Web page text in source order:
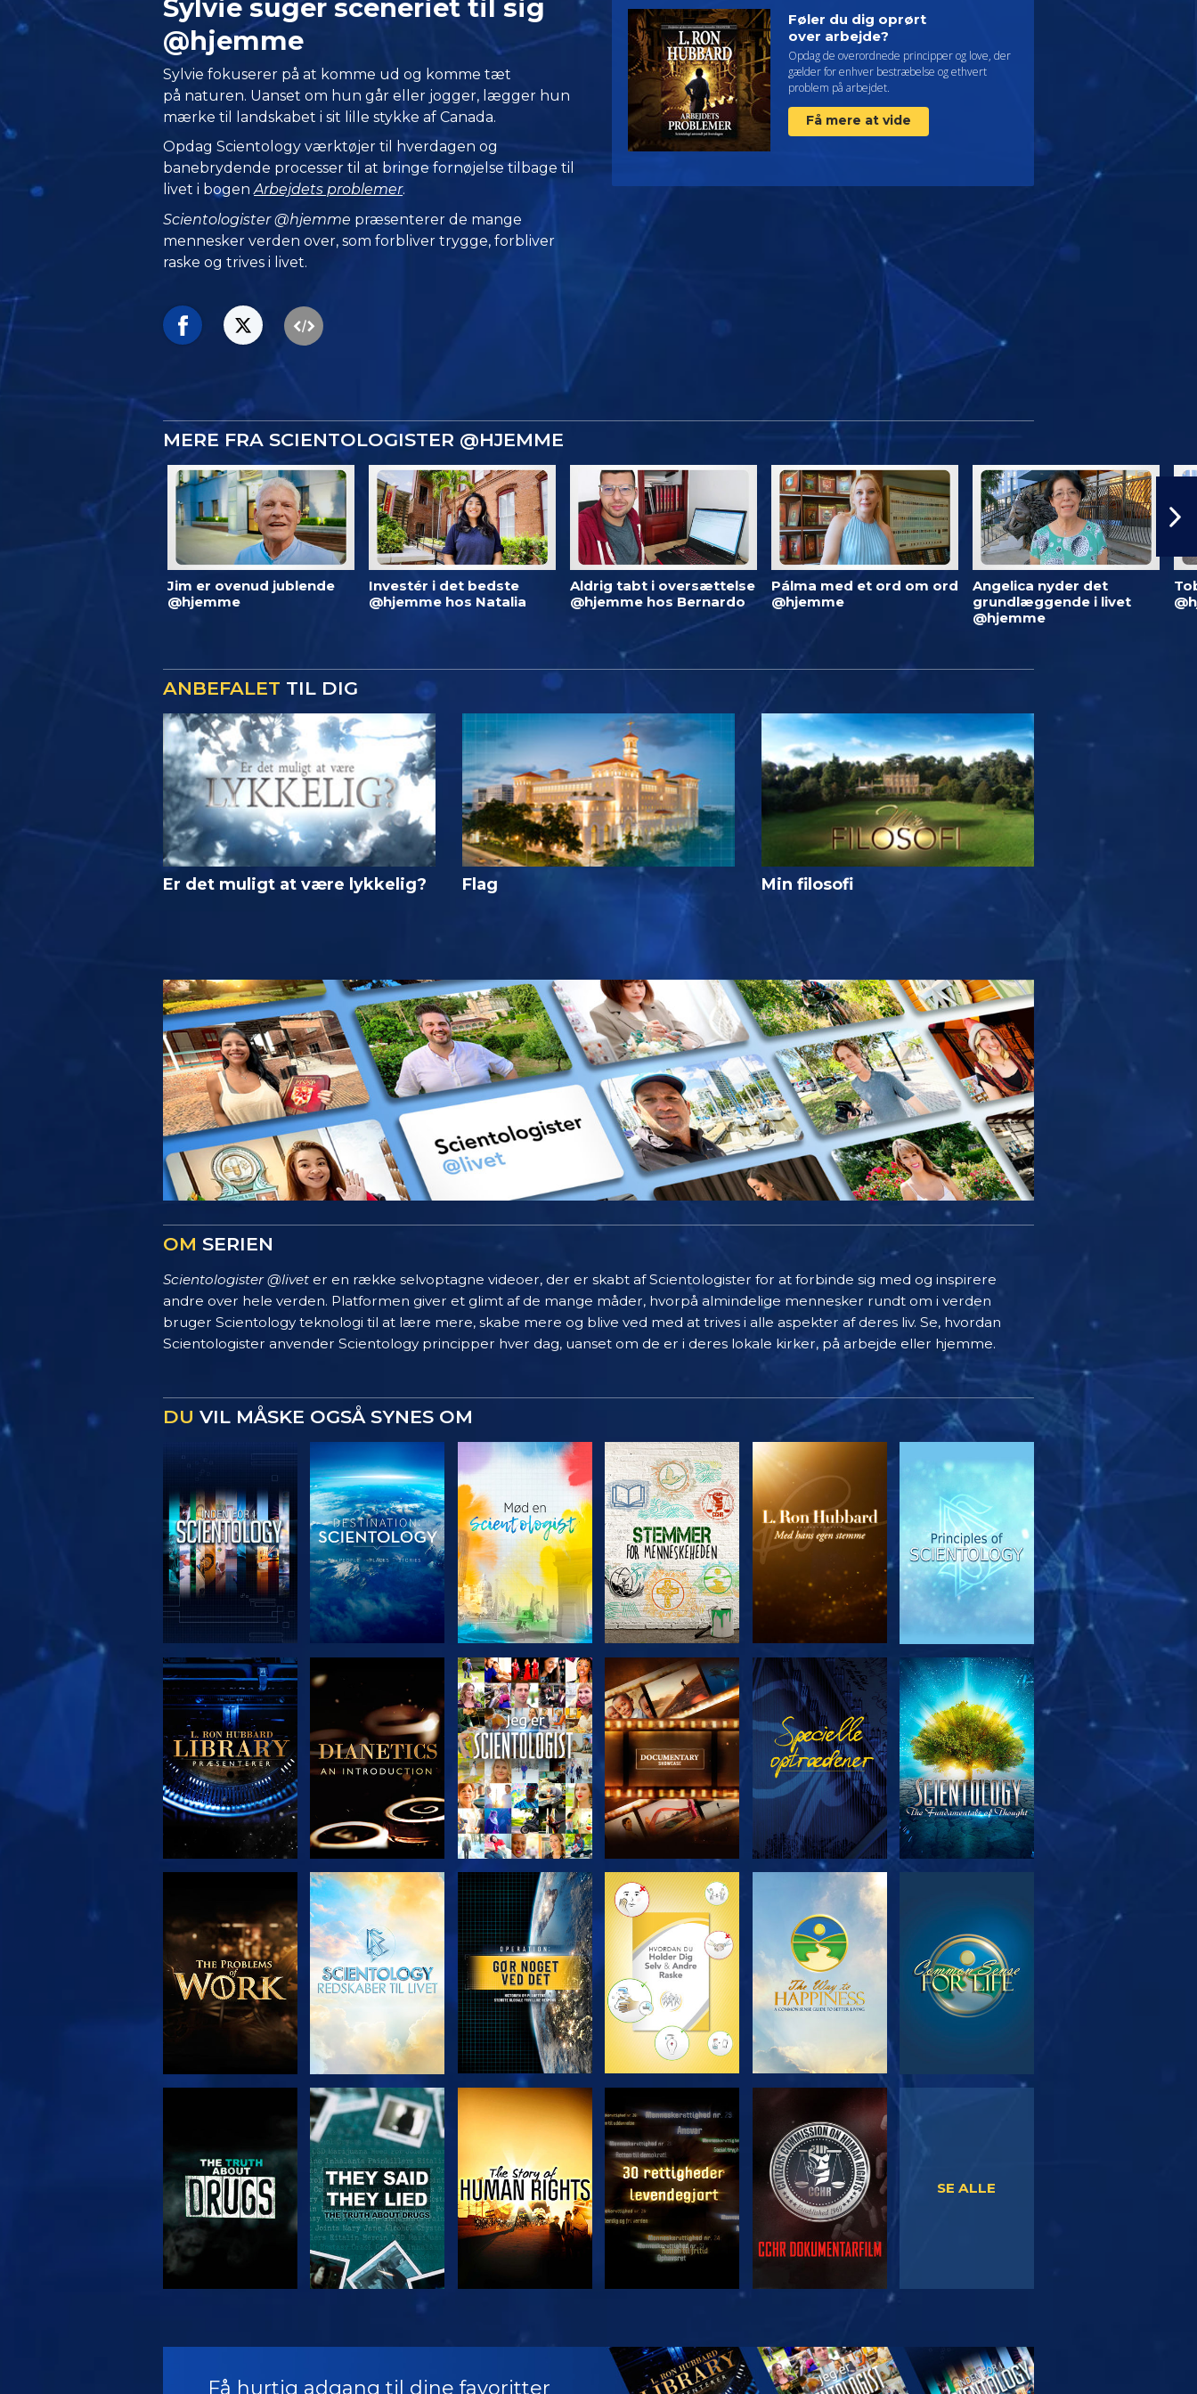
Sylvie suger sceneriet til sig
@hjemme
Sylvie fokuserer på at komme ud og komme tæt
på naturen. Uanset om hun går eller jogger, lægger hun
mærke til landskabet i sit lille stykke af Canada.
Opdag Scientology værktøjer til hverdagen og
banebrydende processer til at bringe fornøjelse tilbage til
livet i bogenArbejdets problemer.
Scientologister @hjemme præsenterer de mange
mennesker verden over, som forbliver trygge, forbliver
raske og trives i livet.
Føler du dig oprørt
over arbejde?
Opdag de overordnede principper og love, der
gælder for enhver bestræbelse og ethvert
problem på arbejdet.
Få mere at vide
MERE FRA SCIENTOLOGISTER @HJEMME
Jim er ovenud jublende
@hjemme
Investér i det bedste
@hjemme hos Natalia
Aldrig tabt i oversættelse
@hjemme hos Bernardo
Pálma med et ord om ord
@hjemme
Angelica nyder det
grundlæggende i livet
@hjemme
ANBEFALET TIL DIG
Er det muligt at være lykkelig? Flag Min filosofi
OM SERIEN
Scientologister @livet er en række selvoptagne videoer, der er skabt af Scientologister for at forbinde sig med og inspirere
andre over hele verden. Platformen giver et glimt af de mange måder, hvorpå almindelige mennesker rundt om i verden
bruger Scientology teknologi til at lære mere, skabe mere og blive ved med at trives i alle aspekter af deres liv. Se, hvordan
Scientologister anvender Scientology principper hver dag, uanset om de er i deres lokale kirker, på arbejde eller hjemme.
DU VIL MÅSKE OGSÅ SYNES OM
UDFORSK SERIEN UDFORSK SERIEN UDFORSK SERIEN UDFORSK SERIEN UDFORSK SERIEN SE
UDFORSK SERIEN SE UDFORSK SERIEN UDFORSK SERIEN UDFORSK SERIEN
SE SE SE
SE UDFORSK SERIEN
SE ALLE
Få hurtig adgang til dine favoritter